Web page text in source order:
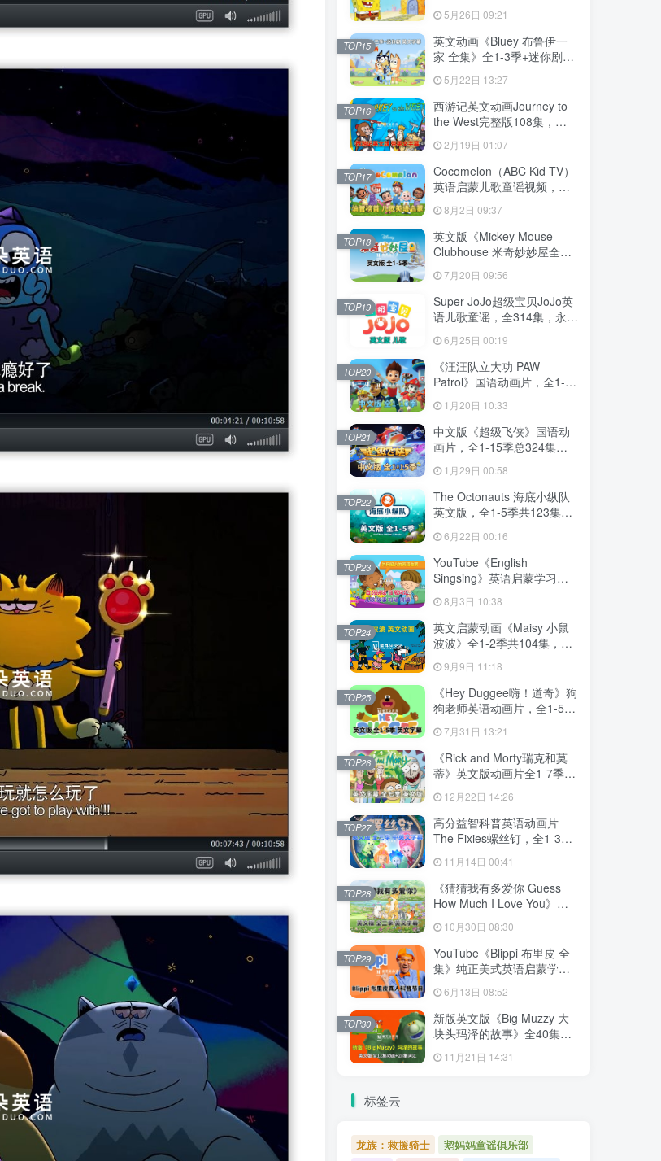
清视频带英文字幕，百度网
盘下载！
5月26日 09:21
英文动画《Bluey 布鲁伊一
家 全集》全1-3季+迷你剧共
文字幕，送音频MP3，百度
网盘下载！
5月22日 13:27
TOP15
西游记英文动画Journey to
the West完整版108集，
幕，百度网盘下载！
2月19日 01:07
TOP16
Cocomelon（ABC Kid TV）
英语启蒙儿歌童谣视频，全
1199集，1080P高清视频带
英文字幕，带音频MP3，百
度网盘下载！
8月2日 09:37
TOP17
英文版《Mickey Mouse
Clubhouse 米奇妙妙屋全
集》全1-5季总148集，
1080P高清视频带英文字
幕，带配套音频MP3，百度
网盘下载！
7月20日 09:56
TOP18
Super JoJo超级宝贝JoJo英
语儿歌童谣，全314集，永久
免费更新，1080P高清视频
带英文字幕，百度网盘下
载！
6月25日 00:19
TOP19
《汪汪队立大功 PAW
Patrol》国语动画片，全1-10
季总257集，1080P高清视
频，百度网盘下载！
1月20日 10:33
TOP20
中文版《超级飞侠》国语动
画片，全1-15季总324集，
1080P高清视频带中文字
幕，百度网盘下载！
1月29日 00:58
TOP21
The Octonauts 海底小纵队
英文版，全1-5季共123集，
幕，带配套音频MP3，百度
网盘下载！
6月22日 00:16
TOP22
YouTube《English
Singsing》英语启蒙学习自
话，故事等，全套共1364
集，1080P高清视频带英文
字幕，百度网盘下载！
8月3日 10:38
TOP23
英文启蒙动画《Maisy 小鼠
波波》全1-2季共104集，标
盘下载！
9月9日 11:18
TOP24
《Hey Duggee嗨！道奇》狗
狗老师英语动画片，全1-5季
英文字幕，百度网盘下载！
7月31日 13:21
TOP25
《Rick and Morty瑞克和莫
蒂》英文版动画片全1-7季共
文字幕，百度网盘下载！
12月22日 14:26
TOP26
高分益智科普英语动画片
The Fixies螺丝钉，全1-3季
视频带中英文字幕，百度网
盘下载！
11月14日 00:41
TOP27
《猜猜我有多爱你 Guess
How Much I Love You》英
语动画片，全3季共78集，
1080P高清视频带英文字
幕，百度网盘下载！
10月30日 08:30
TOP28
YouTube《Blippi 布里皮 全
集》纯正美式英语启蒙学习
英语视频，全1008集，
1080P高清视频带英文字
幕，百度网盘下载！
6月13日 08:52
TOP29
新版英文版《Big Muzzy 大
块头玛泽的故事》全40集，
1080P高清视频带英文字
幕，视频+音频+游戏+PDF教
11月21日 14:31
TOP30
标签云
龙族：救援骑士
鹅妈妈童谣俱乐部